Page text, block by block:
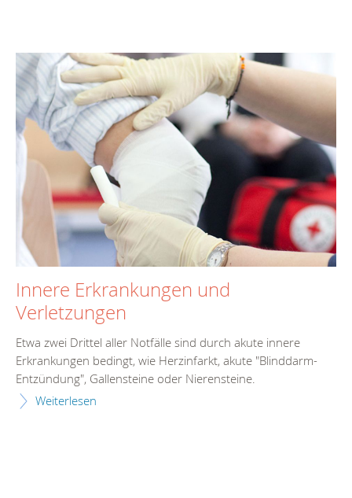
Innere Erkrankungen und
Verletzungen
Etwa zwei Drittel aller Notfälle sind durch akute innere
Erkrankungen bedingt, wie Herzinfarkt, akute "Blinddarm-
Entzündung", Gallensteine oder Nierensteine.
Weiterlesen